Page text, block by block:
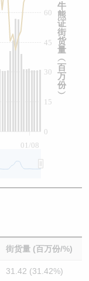
01/08
0
15
30
45
60
牛
熊
证
街
货
量
︵
百
万
份
︶
街货量 (百万份/%)
31.42 (31.42%)